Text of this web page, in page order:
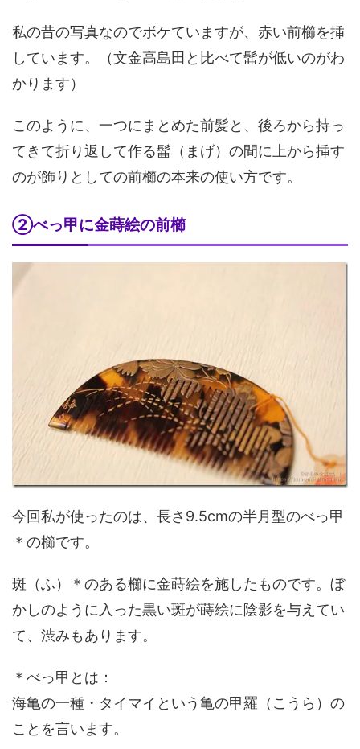
私の昔の写真なのでボケていますが、赤い前櫛を挿
しています。（文金高島田と比べて髷が低いのがわ
かります）
このように、一つにまとめた前髪と、後ろから持っ
てきて折り返して作る髷（まげ）の間に上から挿す
のが飾りとしての前櫛の本来の使い方です。
②べっ甲に金蒔絵の前櫛
今回私が使ったのは、長さ9.5cmの半月型のべっ甲
＊の櫛です。
斑（ふ）＊のある櫛に金蒔絵を施したものです。ぼ
かしのように入った黒い斑が蒔絵に陰影を与えてい
て、渋みもあります。
＊べっ甲とは：
海亀の一種・タイマイという亀の甲羅（こうら）の
ことを言います。